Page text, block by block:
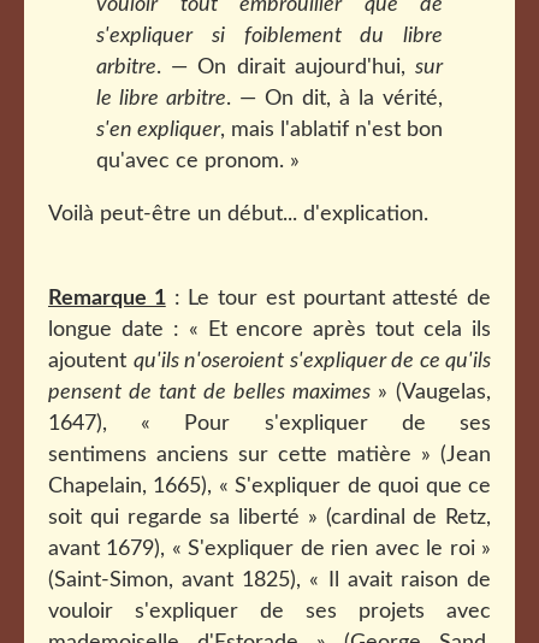
vouloir tout embrouiller que de
s'expliquer si foiblement du libre
arbitre. — On dirait aujourd'hui, sur
le libre arbitre. — On dit, à la vérité,
s'en expliquer, mais l'ablatif n'est bon
qu'avec ce pronom. »
Voilà peut-être un début... d'explication.
Remarque 1: Le tour est pourtant attesté de
longue date : « Et encore après tout cela ils
ajoutent qu'ils n'oseroient s'expliquer de ce qu'ils
pensent de tant de belles maximes » (Vaugelas,
1647), « Pour s'expliquer de ses
sentimens anciens sur cette matière » (Jean
Chapelain, 1665), « S'expliquer de quoi que ce
soit qui regarde sa liberté » (cardinal de Retz,
avant 1679), « S'expliquer de rien avec le roi »
(Saint-Simon, avant 1825), « Il avait raison de
vouloir s'expliquer de ses projets avec